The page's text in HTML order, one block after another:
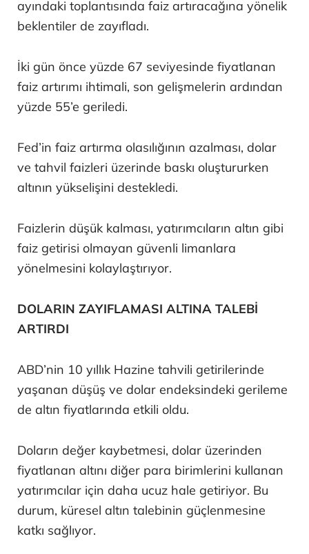
ayındaki toplantısında faiz artıracağına yönelik
beklentiler de zayıfladı.
İki gün önce yüzde 67 seviyesinde fiyatlanan
faiz artırımı ihtimali, son gelişmelerin ardından
yüzde 55’e geriledi.
Fed’in faiz artırma olasılığının azalması, dolar
ve tahvil faizleri üzerinde baskı oluştururken
altının yükselişini destekledi.
Faizlerin düşük kalması, yatırımcıların altın gibi
faiz getirisi olmayan güvenli limanlara
yönelmesini kolaylaştırıyor.
DOLARIN ZAYIFLAMASI ALTINA TALEBİ
ARTIRDI
ABD’nin 10 yıllık Hazine tahvili getirilerinde
yaşanan düşüş ve dolar endeksindeki gerileme
de altın fiyatlarında etkili oldu.
Doların değer kaybetmesi, dolar üzerinden
fiyatlanan altını diğer para birimlerini kullanan
yatırımcılar için daha ucuz hale getiriyor. Bu
durum, küresel altın talebinin güçlenmesine
katkı sağlıyor.